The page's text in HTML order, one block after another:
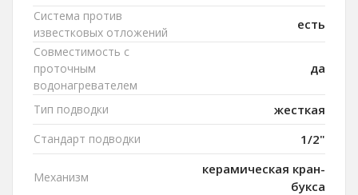
Система против
известковых отложений
есть
Совместимость с
проточным
водонагревателем
да
Тип подводки жесткая
Стандарт подводки 1/2"
Механизм
керамическая кран-
букса